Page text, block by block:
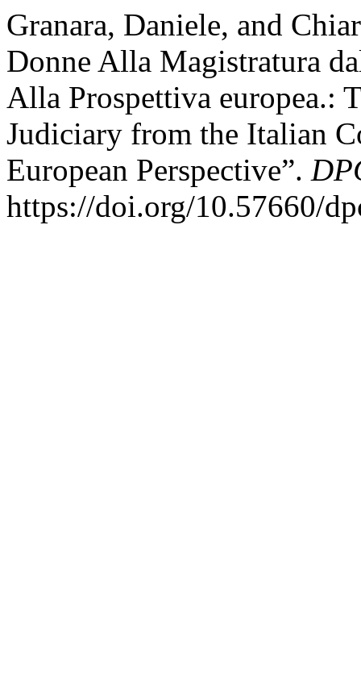
Granara, Daniele, and
Donne Alla Magistratura
Alla Prospettiva europea.:
Judiciary from the Italian
European Perspective”.
https://doi.org/10.57660/